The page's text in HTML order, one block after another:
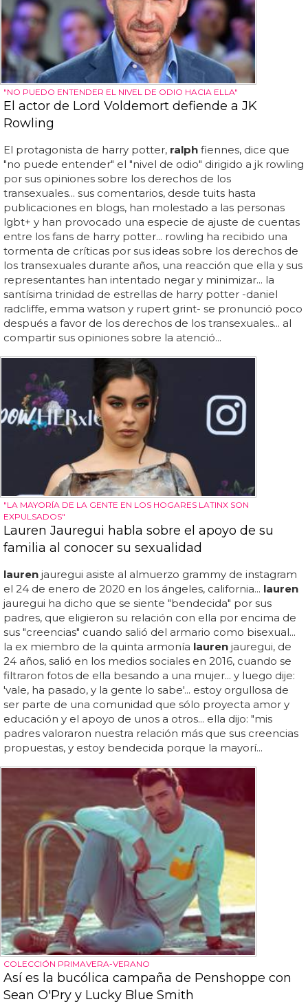
"NO PUEDO ENTENDER EL NIVEL DE ODIO HACIA ELLA"
El actor de Lord Voldemort defiende a JK
Rowling
El protagonista de harry potter, ralph fiennes, dice que
"no puede entender" el "nivel de odio" dirigido a jk rowling
por sus opiniones sobre los derechos de los
transexuales... sus comentarios, desde tuits hasta
publicaciones en blogs, han molestado a las personas
lgbt+ y han provocado una especie de ajuste de cuentas
entre los fans de harry potter... rowling ha recibido una
tormenta de críticas por sus ideas sobre los derechos de
los transexuales durante años, una reacción que ella y sus
representantes han intentado negar y minimizar... la
santísima trinidad de estrellas de harry potter -daniel
radcliffe, emma watson y rupert grint- se pronunció poco
después a favor de los derechos de los transexuales... al
compartir sus opiniones sobre la atenció...
"LA MAYORÍA DE LA GENTE EN LOS HOGARES LATINX SON
EXPULSADOS"
Lauren Jauregui habla sobre el apoyo de su
familia al conocer su sexualidad
lauren jauregui asiste al almuerzo grammy de instagram
el 24 de enero de 2020 en los ángeles, california... lauren
jauregui ha dicho que se siente "bendecida" por sus
padres, que eligieron su relación con ella por encima de
sus "creencias" cuando salió del armario como bisexual...
la ex miembro de la quinta armonía lauren jauregui, de
24 años, salió en los medios sociales en 2016, cuando se
filtraron fotos de ella besando a una mujer... y luego dije:
'vale, ha pasado, y la gente lo sabe'... estoy orgullosa de
ser parte de una comunidad que sólo proyecta amor y
educación y el apoyo de unos a otros... ella dijo: "mis
padres valoraron nuestra relación más que sus creencias
propuestas, y estoy bendecida porque la mayorí...
COLECCIÓN PRIMAVERA-VERANO
Así es la bucólica campaña de Penshoppe con
Sean O'Pry y Lucky Blue Smith